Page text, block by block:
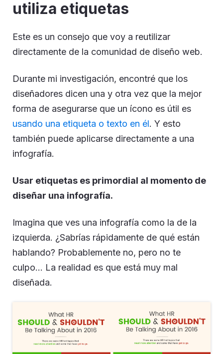
utiliza etiquetas
Este es un consejo que voy a reutilizar
directamente de la comunidad de diseño web.
Durante mi investigación, encontré que los
diseñadores dicen una y otra vez que la mejor
forma de asegurarse que un ícono es útil es
usando una etiqueta o texto en él. Y esto
también puede aplicarse directamente a una
infografía.
Usar etiquetas es primordial al momento de
diseñar una infografía.
Imagina que ves una infografía como la de la
izquierda. ¿Sabrías rápidamente de qué están
hablando? Probablemente no, pero no te
culpo… La realidad es que está muy mal
diseñada.